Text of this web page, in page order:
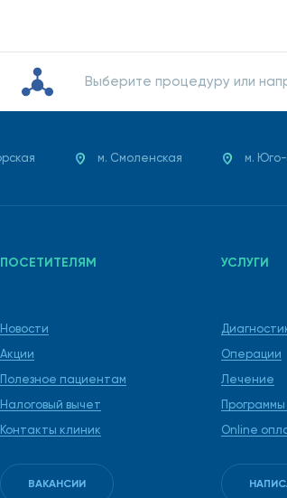
Выберите процедуру или
м. Смоленская м.
ПОСЕТИТЕЛЯМ
Новости
Акции
Полезное пациентам
Налоговый вычет
Контакты клиник
ВАКАНСИИ
УСЛУГИ
Операции
Лечение
Online